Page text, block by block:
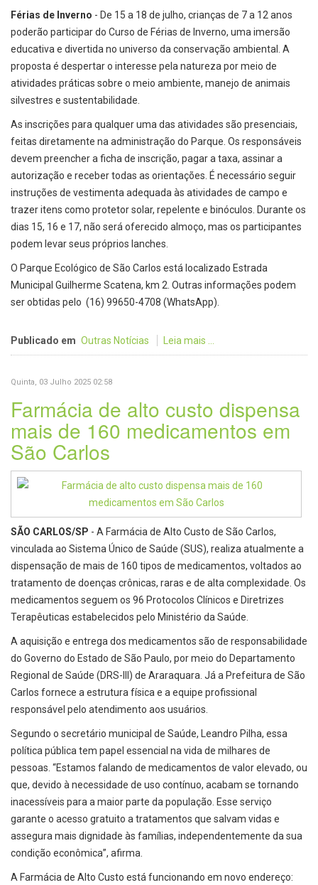
Férias de Inverno - De 15 a 18 de julho, crianças de 7 a 12 anos
poderão participar do Curso de Férias de Inverno, uma imersão
educativa e divertida no universo da conservação ambiental. A
proposta é despertar o interesse pela natureza por meio de
atividades práticas sobre o meio ambiente, manejo de animais
silvestres e sustentabilidade.
As inscrições para qualquer uma das atividades são presenciais,
feitas diretamente na administração do Parque. Os responsáveis
devem preencher a ficha de inscrição, pagar a taxa, assinar a
autorização e receber todas as orientações. É necessário seguir
instruções de vestimenta adequada às atividades de campo e
trazer itens como protetor solar, repelente e binóculos. Durante os
dias 15, 16 e 17, não será oferecido almoço, mas os participantes
podem levar seus próprios lanches.
O Parque Ecológico de São Carlos está localizado Estrada
Municipal Guilherme Scatena, km 2. Outras informações podem
ser obtidas pelo (16) 99650-4708 (WhatsApp).
Publicado em Outras Notícias Leia mais ...
Quinta, 03 Julho 2025 02:58
Farmácia de alto custo dispensa
mais de 160 medicamentos em
São Carlos
SÃO CARLOS/SP - A Farmácia de Alto Custo de São Carlos,
vinculada ao Sistema Único de Saúde (SUS), realiza atualmente a
dispensação de mais de 160 tipos de medicamentos, voltados ao
tratamento de doenças crônicas, raras e de alta complexidade. Os
medicamentos seguem os 96 Protocolos Clínicos e Diretrizes
Terapêuticas estabelecidos pelo Ministério da Saúde.
A aquisição e entrega dos medicamentos são de responsabilidade
do Governo do Estado de São Paulo, por meio do Departamento
Regional de Saúde (DRS-III) de Araraquara. Já a Prefeitura de São
Carlos fornece a estrutura física e a equipe profissional
responsável pelo atendimento aos usuários.
Segundo o secretário municipal de Saúde, Leandro Pilha, essa
política pública tem papel essencial na vida de milhares de
pessoas. “Estamos falando de medicamentos de valor elevado, ou
que, devido à necessidade de uso contínuo, acabam se tornando
inacessíveis para a maior parte da população. Esse serviço
garante o acesso gratuito a tratamentos que salvam vidas e
assegura mais dignidade às famílias, independentemente da sua
condição econômica”, afirma.
A Farmácia de Alto Custo está funcionando em novo endereço: